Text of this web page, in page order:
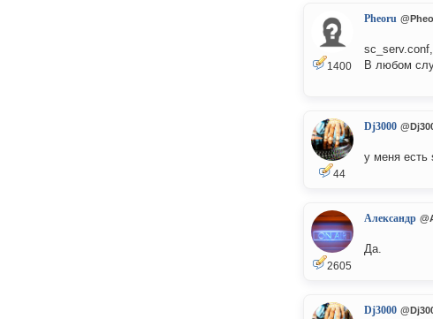
1400
Pheoru
В любом
44
Dj3000
у меня есть
2605
Александр
Да.
Dj3000